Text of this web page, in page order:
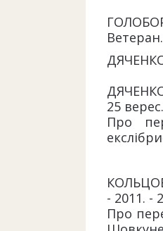
25
Про
- 2011. -
Про